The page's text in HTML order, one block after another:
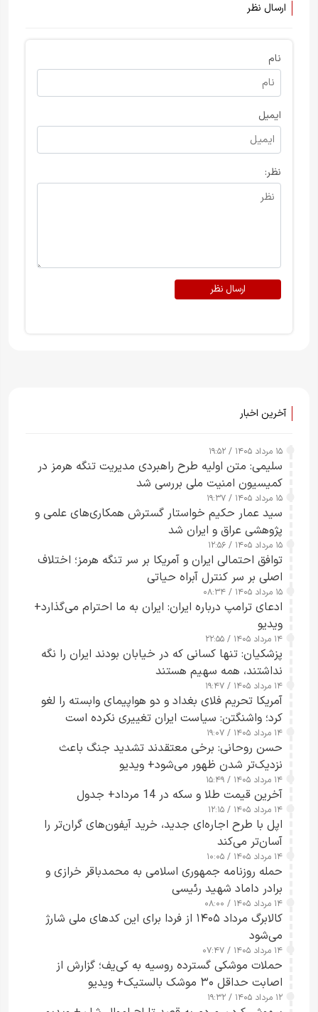
ارسال نظر
نام
ایمیل
نظر:
ارسال نظر
آخرین اخبار
۱۵ مرداد ۱۴۰۵ / ۱۹:۵۲
سلیمی: متن اولیه طرح راهبردی مدیریت تنگه هرمز در
کمیسیون امنیت ملی بررسی شد
۱۵ مرداد ۱۴۰۵ / ۱۹:۳۷
سید عمار حکیم خواستار گسترش همکاری‌های علمی و
پژوهشی عراق و ایران شد
۱۵ مرداد ۱۴۰۵ / ۱۲:۵۶
توافق احتمالی ایران و آمریکا بر سر تنگه هرمز؛ اختلاف
اصلی بر سر کنترل آبراه حیاتی
۱۵ مرداد ۱۴۰۵ / ۰۸:۳۴
ادعای ترامپ درباره ایران: ایران به ما احترام می‌گذارد+
ویدیو
۱۴ مرداد ۱۴۰۵ / ۲۲:۵۵
پزشکیان: تنها کسانی که در خیابان بودند ایران را نگه
نداشتند، همه سهیم هستند
۱۴ مرداد ۱۴۰۵ / ۱۹:۴۷
آمریکا تحریم فلای بغداد و دو هواپیمای وابسته را لغو
کرد؛ واشنگتن: سیاست ایران تغییری نکرده است
۱۴ مرداد ۱۴۰۵ / ۱۹:۰۷
حسن روحانی: برخی معتقدند تشدید جنگ باعث
نزدیک‌تر شدن ظهور می‌شود+ ویدیو
۱۴ مرداد ۱۴۰۵ / ۱۵:۴۹
آخرین قیمت طلا و سکه در 14 مرداد+ جدول
۱۴ مرداد ۱۴۰۵ / ۱۲:۱۵
اپل با طرح اجاره‌ای جدید، خرید آیفون‌های گران‌تر را
آسان‌تر می‌کند
۱۴ مرداد ۱۴۰۵ / ۱۰:۰۵
حمله روزنامه جمهوری اسلامی به محمدباقر خرازی و
برادر داماد شهید رئیسی
۱۴ مرداد ۱۴۰۵ / ۰۸:۰۰
کالابرگ مرداد ۱۴۰۵ از فردا برای این کدهای ملی شارژ
می‌شود
۱۴ مرداد ۱۴۰۵ / ۰۷:۴۷
حملات موشکی گسترده روسیه به کی‌یف؛ گزارش از
اصابت حداقل ۳۰ موشک بالستیک+ ویدیو
۱۲ مرداد ۱۴۰۵ / ۱۹:۳۲